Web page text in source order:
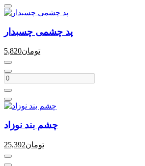
پد چشمی چسبدار
5,820تومان
چشم بند نوزاد
25,392تومان